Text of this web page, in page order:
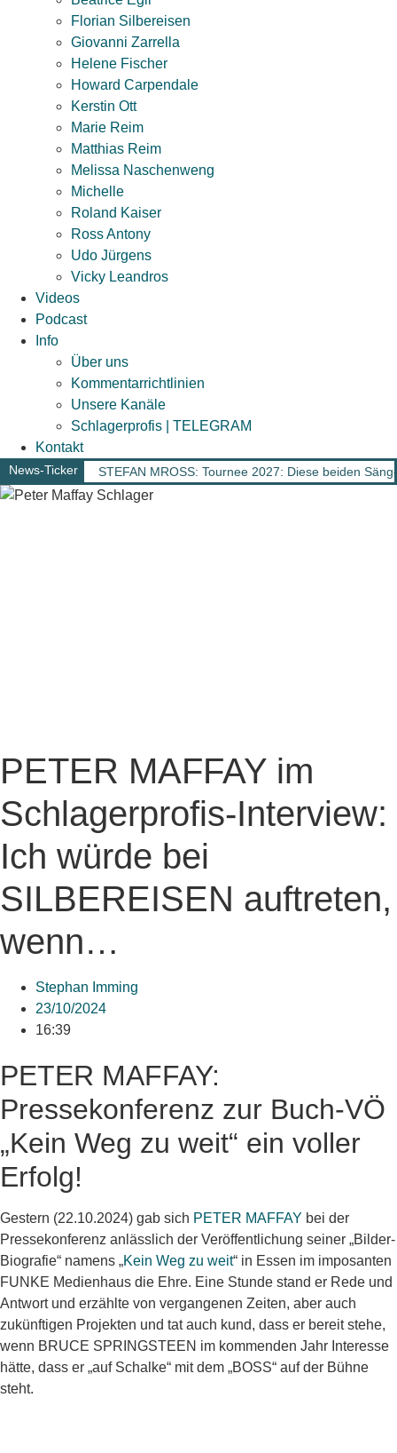
Florian Silbereisen
Giovanni Zarrella
Helene Fischer
Howard Carpendale
Kerstin Ott
Marie Reim
Matthias Reim
Melissa Naschenweng
Michelle
Roland Kaiser
Ross Antony
Udo Jürgens
Vicky Leandros
Videos
Podcast
Info
Über uns
Kommentarrichtlinien
Unsere Kanäle
Schlagerprofis | TELEGRAM
Kontakt
News-Ticker STEFAN MROSS: Tournee 2027: Diese beiden
PETER MAFFAY im
Schlagerprofis-Interview:
Ich würde bei
SILBEREISEN auftreten,
wenn…
Stephan Imming
23/10/2024
16:39
PETER MAFFAY:
Pressekonferenz zur Buch-VÖ
„Kein Weg zu weit“ ein voller
Erfolg!
Gestern (22.10.2024) gab sich PETER MAFFAY bei der
Pressekonferenz anlässlich der Veröffentlichung seiner „Bilder-
Biografie“ namens „Kein Weg zu weit“ in Essen im imposanten
FUNKE Medienhaus die Ehre. Eine Stunde stand er Rede und
Antwort und erzählte von vergangenen Zeiten, aber auch
zukünftigen Projekten und tat auch kund, dass er bereit stehe,
wenn BRUCE SPRINGSTEEN im kommenden Jahr Interesse
hätte, dass er „auf Schalke“ mit dem „BOSS“ auf der Bühne
steht.